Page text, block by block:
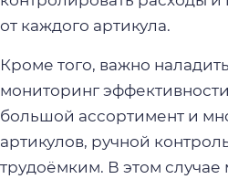
от каждого артикула.
Кроме того, важно
мониторинг
большой ассортимент и
артикулов, ручной
трудоёмким. В этом случае